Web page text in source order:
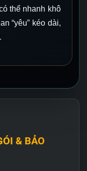
thể nhanh khô
“yêu” kéo dài,
& BẢO